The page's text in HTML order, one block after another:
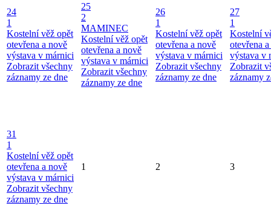
24
1
Kostelní věž opět
otevřena a nově
výstava v márnici
Zobrazit všechny
záznamy ze dne
25
2
MAMINEC
Kostelní věž opět
otevřena a nově
výstava v márnici
Zobrazit všechny
záznamy ze dne
26
1
Kostelní věž opět
otevřena a nově
výstava v márnici
Zobrazit všechny
záznamy ze dne
27
1
Kostelní
otevřena
výstava v
Zobrazit
záznamy
31
1
Kostelní věž opět
otevřena a nově
výstava v márnici
Zobrazit všechny
záznamy ze dne
1 2 3